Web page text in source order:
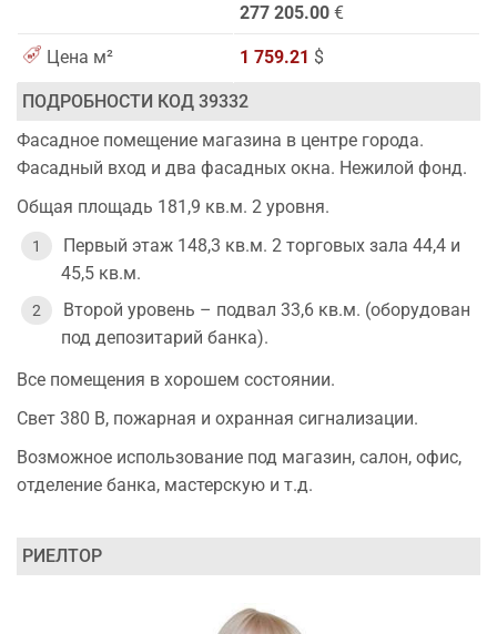
277 205.00 €
Цена м² 1 759.21 $
ПОДРОБНОСТИ КОД 39332
Фасадное помещение магазина в центре города.
Фасадный вход и два фасадных окна. Нежилой фонд.
Общая площадь 181,9 кв.м. 2 уровня.
Первый этаж 148,3 кв.м. 2 торговых зала 44,4 и
45,5 кв.м.
Второй уровень – подвал 33,6 кв.м. (оборудован
под депозитарий банка).
Все помещения в хорошем состоянии.
Свет 380 В, пожарная и охранная сигнализации.
Возможное использование под магазин, салон, офис,
отделение банка, мастерскую и т.д.
РИЕЛТОР